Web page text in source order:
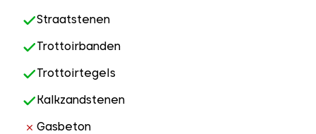
Straatstenen
Trottoirbanden
Trottoirtegels
Kalkzandstenen
Gasbeton